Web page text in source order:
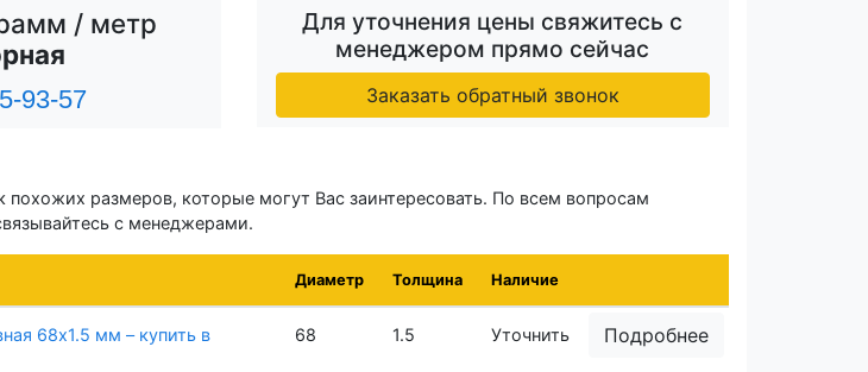
/ метр
93-57
Для уточнения цены свяжитесь с
менеджером прямо сейчас
Заказать обратный звонок
похожих размеров, которые могут Вас заинтересовать. По всем вопросам
с менеджерами.
Диаметр Толщина Наличие
68х1.5 мм – купить в
68 1.5 Уточнить Подробнее